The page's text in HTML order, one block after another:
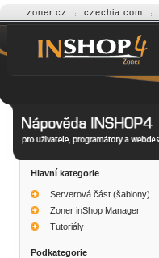
zoner.cz czechia.com
Help INSHOP4
Hlavní kategorie
Serverová část (šablony)
Zoner inShop Manager
Tutoriály
Podkategorie